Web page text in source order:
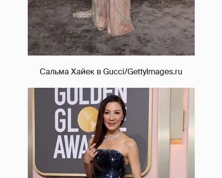
Сальма Хайек в Gucci/GettyImages.ru